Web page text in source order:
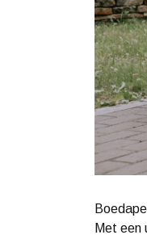
Met een